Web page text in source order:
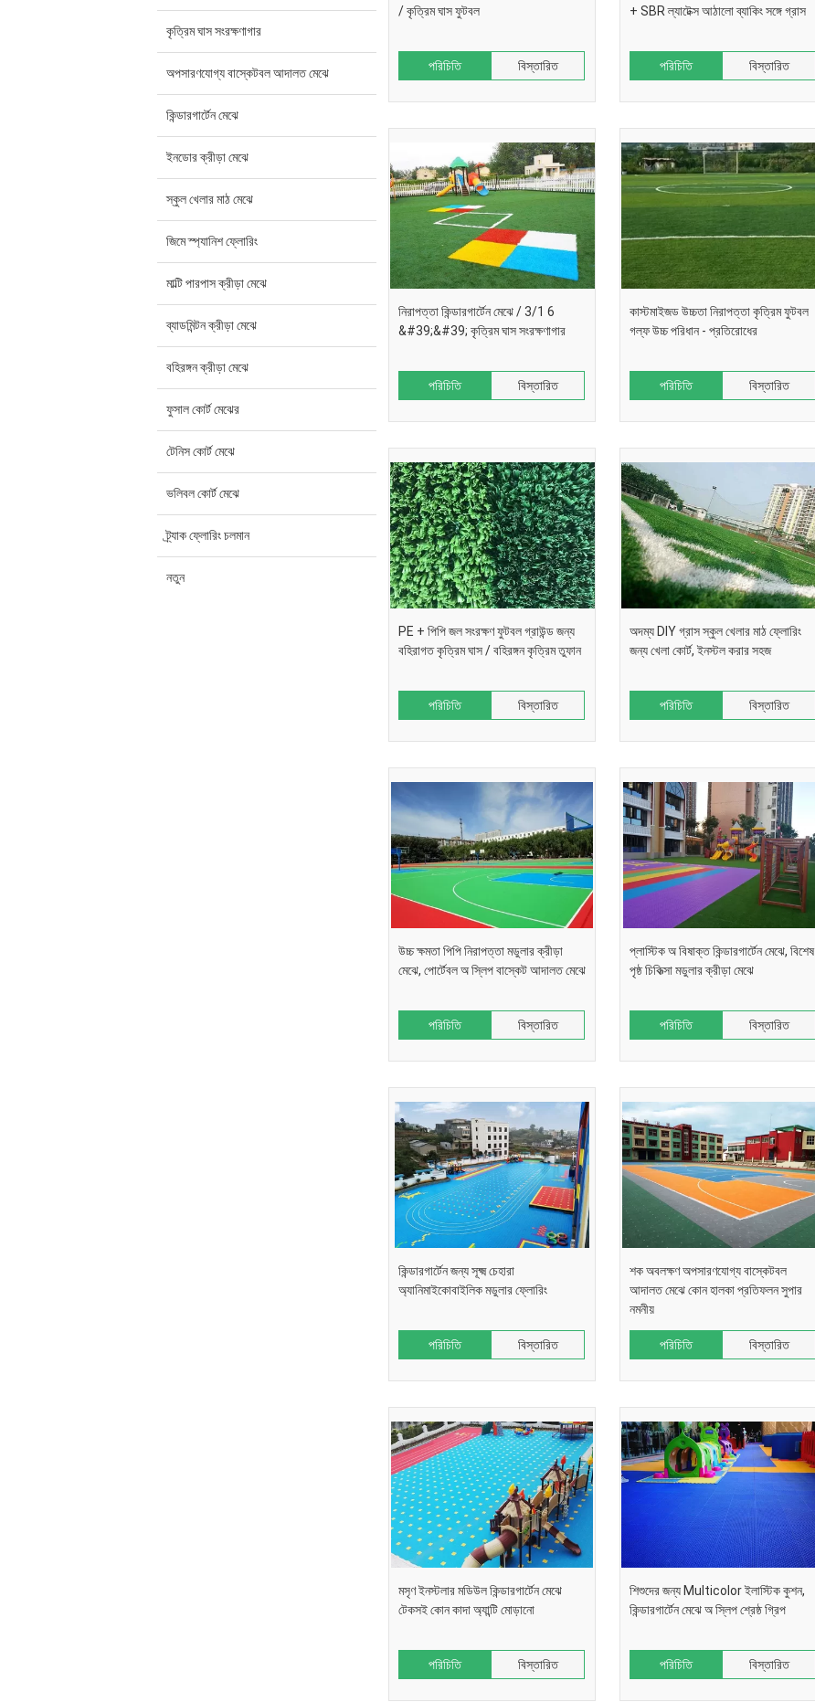
কৃত্রিম ঘাস সংরক্ষণাগার
অপসারণযোগ্য বাস্কেটবল আদালত মেঝে
কিন্ডারগার্টেন মেঝে
ইনডোর ক্রীড়া মেঝে
স্কুল খেলার মাঠ মেঝে
জিমে স্প্যানিশ ফ্লোরিং
মাল্টি পারপাস ক্রীড়া মেঝে
ব্যাডমিন্টন ক্রীড়া মেঝে
বহিরঙ্গন ক্রীড়া মেঝে
ফুসাল কোর্ট মেঝের
টেনিস কোর্ট মেঝে
ভলিবল কোর্ট মেঝে
ট্র্যাক ফ্লোরিং চলমান
নতুন
/ কৃত্রিম ঘাস ফুটবল
পরিচিতি বিস্তারিত
+ SBR ল্যাটেক্স আঠালো ব্যাকিং সঙ্গে গ্রাস
পরিচিতি বিস্তারিত
নিরাপত্তা কিন্ডারগার্টেন মেঝে / 3/1 6
&#39;&#39; কৃত্রিম ঘাস সংরক্ষণাগার
পরিচিতি বিস্তারিত
কাস্টমাইজড উচ্চতা নিরাপত্তা কৃত্রিম ফুটবল
গল্ফ উচ্চ পরিধান - প্রতিরোধের
পরিচিতি বিস্তারিত
PE + পিপি জল সংরক্ষণ ফুটবল গ্রাউন্ড জন্য
বহিরাগত কৃত্রিম ঘাস / বহিরঙ্গন কৃত্রিম তুফান
পরিচিতি বিস্তারিত
অদম্য DIY গ্রাস স্কুল খেলার মাঠ ফ্লোরিং
জন্য খেলা কোর্ট, ইনস্টল করার সহজ
পরিচিতি বিস্তারিত
উচ্চ ক্ষমতা পিপি নিরাপত্তা মডুলার ক্রীড়া
মেঝে, পোর্টেবল অ স্লিপ বাস্কেট আদালত মেঝে
পরিচিতি বিস্তারিত
প্লাস্টিক অ বিষাক্ত কিন্ডারগার্টেন মেঝে, বিশেষ
পৃষ্ঠ চিকিত্সা মডুলার ক্রীড়া মেঝে
পরিচিতি বিস্তারিত
কিন্ডারগার্টেন জন্য সূক্ষ্ম চেহারা
অ্যানিমাইকোবাইলিক মডুলার ফ্লোরিং
পরিচিতি বিস্তারিত
শক অবলক্ষণ অপসারণযোগ্য বাস্কেটবল
আদালত মেঝে কোন হালকা প্রতিফলন সুপার
নমনীয়
পরিচিতি বিস্তারিত
মসৃণ ইনস্টলার মডিউল কিন্ডারগার্টেন মেঝে
টেকসই কোন কাদা অ্যান্টি মোড়ানো
পরিচিতি বিস্তারিত
শিশুদের জন্য Multicolor ইলাস্টিক কুশন,
কিন্ডারগার্টেন মেঝে অ স্লিপ শ্রেষ্ঠ গ্রিপ
পরিচিতি বিস্তারিত